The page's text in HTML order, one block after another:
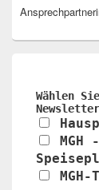
Wählen
MGH -